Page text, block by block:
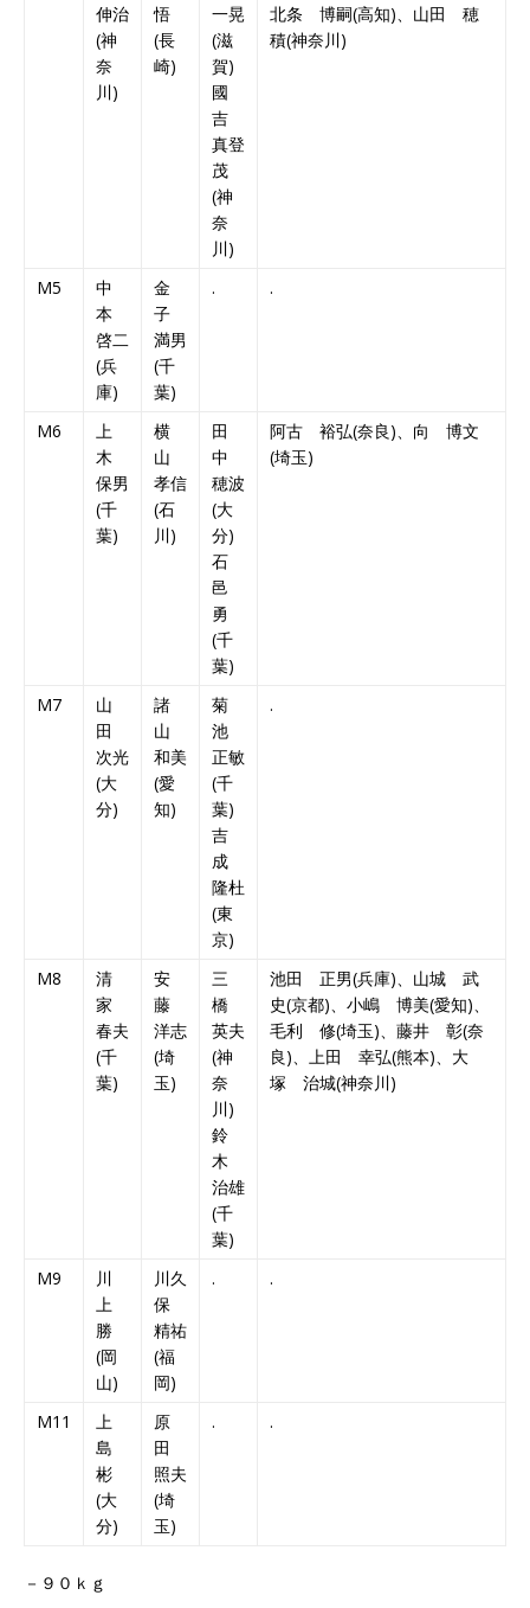
伸治
(神
奈
川)
悟
(長
崎)
一晃
(滋
賀)
國
吉
真登
茂
(神
奈
川)
北条 博嗣(高知)、山田 穂
積(神奈川)
M5
中
本
啓二
(兵
庫)
金
子
満男
(千
葉)
. .
M6
上
木
保男
(千
葉)
横
山
孝信
(石
川)
田
中
穂波
(大
分)
石
邑
勇
(千
葉)
阿古 裕弘(奈良)、向 博文
(埼玉)
M7
山
田
次光
(大
分)
諸
山
和美
(愛
知)
菊
池
正敏
(千
葉)
吉
成
隆杜
(東
京)
.
M8
清
家
春夫
(千
葉)
安
藤
洋志
(埼
玉)
三
橋
英夫
(神
奈
川)
鈴
木
治雄
(千
葉)
池田 正男(兵庫)、山城 武
史(京都)、小嶋 博美(愛知)、
毛利 修(埼玉)、藤井 彰(奈
良)、上田 幸弘(熊本)、大
塚 治城(神奈川)
M9
川
上
勝
(岡
山)
川久
保
精祐
(福
岡)
. .
M11
上
島
彬
(大
分)
原
田
照夫
(埼
玉)
. .
－９０ｋｇ